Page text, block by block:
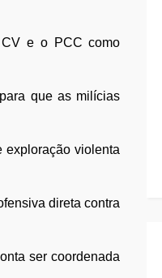
CV e o PCC como
que as milícias
exploração violenta
direta contra
ser coordenada